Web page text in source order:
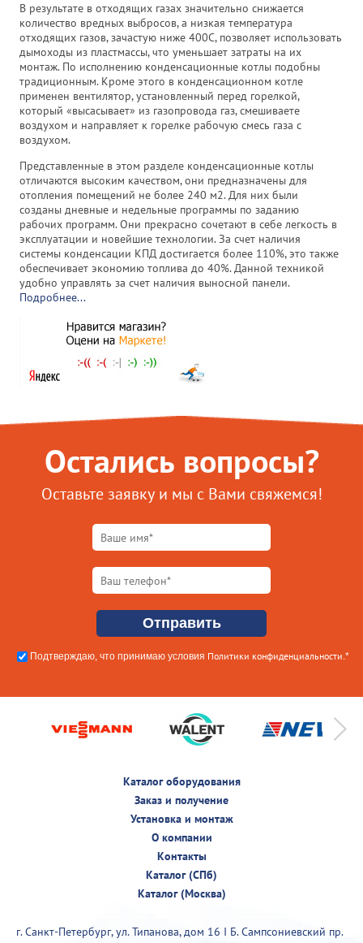
В результате в отходящих газах значительно снижается
количество вредных выбросов, а низкая температура
отходящих газов, зачастую ниже 400С, позволяет использовать
дымоходы из пластмассы, что уменьшает затраты на их
монтаж. По исполнению конденсационные котлы подобны
традиционным. Кроме этого в конденсационном котле
применен вентилятор, установленный перед горелкой,
который «высасывает» из газопровода газ, смешиваете
воздухом и направляет к горелке рабочую смесь газа с
воздухом.
Представленные в этом разделе конденсационные котлы
отличаются высоким качеством, они предназначены для
отопления помещений не более 240 м2. Для них были
созданы дневные и недельные программы по заданию
рабочих программ. Они прекрасно сочетают в себе легкость в
эксплуатации и новейшие технологии. За счет наличия
системы конденсации КПД достигается более 110%, это также
обеспечивает экономию топлива до 40%. Данной техникой
удобно управлять за счет наличия выносной панели.
Подробнее...
Остались вопросы?
Оставьте заявку и мы с Вами свяжемся!
Подтверждаю, что принимаю условия Политики конфиденциальности .*
Каталог оборудования
Заказ и получение
Установка и монтаж
О компании
Контакты
Каталог (СПб)
Каталог (Москва)
г. Санкт-Петербург, ул. Типанова, дом 16 I Б. Сампсониевский пр.